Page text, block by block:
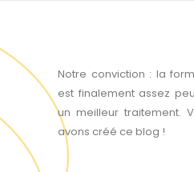
Notre conviction : la
est finalement assez
un meilleur traitement.
avons créé ce blog !